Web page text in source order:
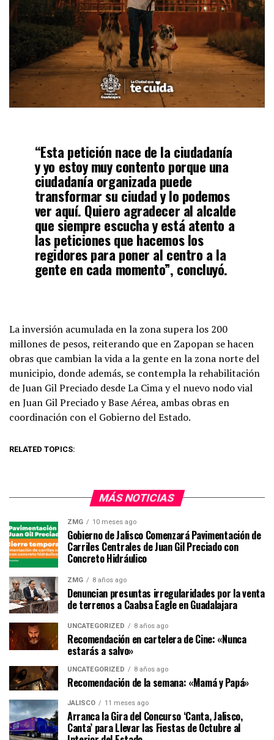
“Esta petición nace de la ciudadanía
y yo estoy muy contento porque una
ciudadanía organizada puede
transformar su ciudad y lo podemos
ver aquí. Quiero agradecer al alcalde
que siempre escucha y está atento a
las peticiones que hacemos los
regidores para poner al centro a la
gente en cada momento”, concluyó.
La inversión acumulada en la zona supera los 200
millones de pesos, reiterando que en Zapopan se hacen
obras que cambian la vida a la gente en la zona norte del
municipio, donde además, se contempla la rehabilitación
de Juan Gil Preciado desde La Cima y el nuevo nodo vial
en Juan Gil Preciado y Base Aérea, ambas obras en
coordinación con el Gobierno del Estado.
RELATED TOPICS:
MÁS NOTICIAS
ZMG 10 meses ago
Gobierno de Jalisco Comenzará Pavimentación de
Carriles Centrales de Juan Gil Preciado con
Concreto Hidráulico
ZMG 8 años ago
Denuncian presuntas irregularidades por la venta
de terrenos a Caabsa Eagle en Guadalajara
UNCATEGORIZED 8 años ago
Recomendación en cartelera de Cine: «Nunca
estarás a salvo»
UNCATEGORIZED 8 años ago
Recomendación de la semana: «Mamá y Papá»
JALISCO 11 meses ago
Arranca la Gira del Concurso ‘Canta, Jalisco,
Canta’ para Llevar las Fiestas de Octubre al